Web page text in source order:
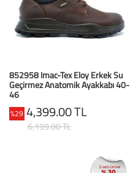
852958 Imac-Tex Eloy Erkek Su
Geçirmez Anatomik Ayakkabı 40-
46
Kahve/T.Moro 30053/011
T.Moro/Nero
%29 4,399.00 TL
6,199.00 TL